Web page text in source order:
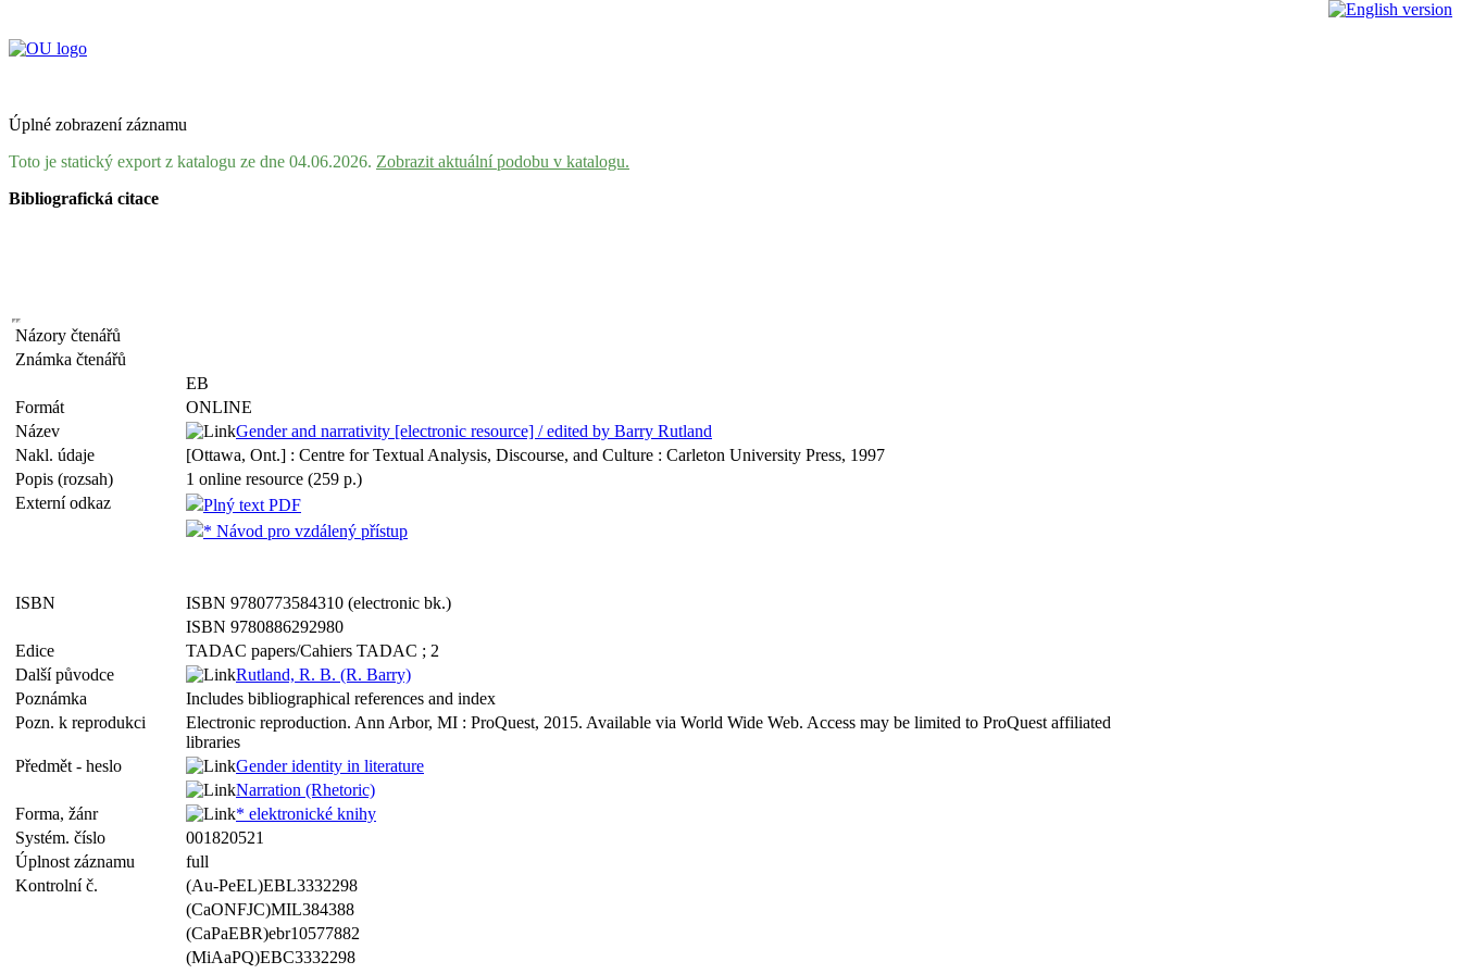
Úplné zobrazení záznamu
Toto je statický export z katalogu ze dne 04.06.2026. Zobrazit aktuální podobu v katalogu.
Bibliografická citace
Názory čtenářů
Známka čtenářů
EB
Formát
ONLINE
Název
Gender and narrativity [electronic resource] / edited by Barry Rutland
Nakl. údaje
[Ottawa, Ont.] : Centre for Textual Analysis, Discourse, and Culture : Carleton University Press, 1997
Popis (rozsah)
1 online resource (259 p.)
Externí odkaz
Plný text PDF
* Návod pro vzdálený přístup
ISBN
ISBN 9780773584310 (electronic bk.)
ISBN 9780886292980
Edice
TADAC papers/Cahiers TADAC ; 2
Další původce
Rutland, R. B. (R. Barry)
Poznámka
Includes bibliographical references and index
Pozn. k reprodukci
Electronic reproduction. Ann Arbor, MI : ProQuest, 2015. Available via World Wide Web. Access may be limited to ProQuest affiliated
libraries
Předmět - heslo
Gender identity in literature
Narration (Rhetoric)
Forma, žánr
* elektronické knihy
Systém. číslo
001820521
Úplnost záznamu
full
Kontrolní č.
(Au-PeEL)EBL3332298
(CaONFJC)MIL384388
(CaPaEBR)ebr10577882
(MiAaPQ)EBC3332298